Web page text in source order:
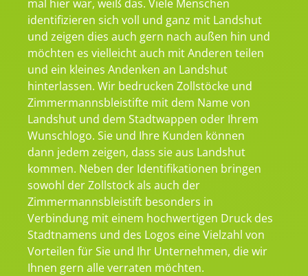
mal hier war, weiß das. Viele Menschen
identifizieren sich voll und ganz mit Landshut
und zeigen dies auch gern nach außen hin und
möchten es vielleicht auch mit Anderen teilen
und ein kleines Andenken an Landshut
hinterlassen. Wir bedrucken Zollstöcke und
Zimmermannsbleistifte mit dem Name von
Landshut und dem Stadtwappen oder Ihrem
Wunschlogo. Sie und Ihre Kunden können
dann jedem zeigen, dass sie aus Landshut
kommen. Neben der Identifikationen bringen
sowohl der Zollstock als auch der
Zimmermannsbleistift besonders in
Verbindung mit einem hochwertigen Druck des
Stadtnamens und des Logos eine Vielzahl von
Vorteilen für Sie und Ihr Unternehmen, die wir
Ihnen gern alle verraten möchten.